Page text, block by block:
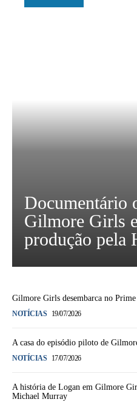
Documentário
Gilmore Girls
produção pela
Gilmore Girls desembarca no
NOTÍCIAS 19/07/2026
A casa do episódio piloto de
NOTÍCIAS 17/07/2026
A história de Logan em Gilmore
Michael Murray